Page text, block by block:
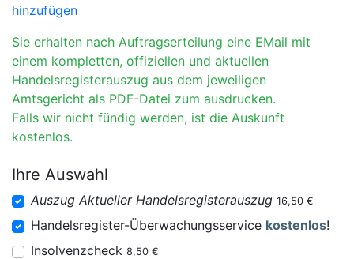
hinzufügen
Sie erhalten nach Auftragserteilung eine EMail mit
einem kompletten, offiziellen und aktuellen
Handelsregisterauszug aus dem jeweiligen
Amtsgericht als PDF-Datei zum ausdrucken.
Falls wir nicht fündig werden, ist die Auskunft
kostenlos.
Ihre Auswahl
Auszug Aktueller Handelsregisterauszug 16,50 €
Handelsregister-Überwachungsservice kostenlos!
Insolvenzcheck 8,50 €